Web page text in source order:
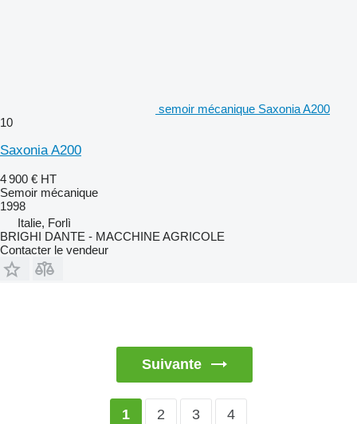
semoir mécanique Saxonia A200
10
Saxonia A200
4 900 € HT
Semoir mécanique
1998
Italie, Forlì
BRIGHI DANTE - MACCHINE AGRICOLE
Contacter le vendeur
Suivante
1 2 3 4